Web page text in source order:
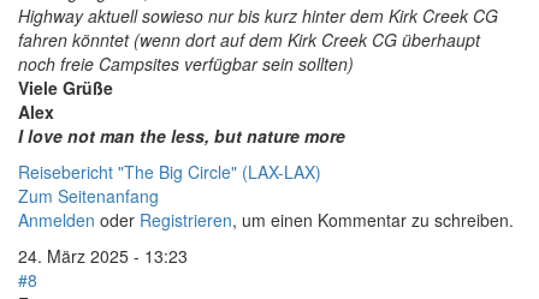
Highway aktuell sowieso nur bis kurz hinter dem Kirk Creek CG
fahren könntet (wenn dort auf dem Kirk Creek CG überhaupt
noch freie Campsites verfügbar sein sollten)
Viele Grüße
Alex
I love not man the less, but nature more
Reisebericht "The Big Circle" (LAX-LAX)
Zum Seitenanfang
Anmelden oder Registrieren, um einen Kommentar zu schreiben.
24. März 2025 - 13:23
#8